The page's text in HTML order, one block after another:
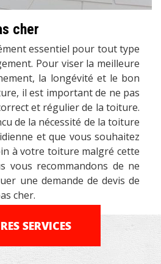
cher
essentiel pour tout type
Pour viser la meilleure
la longévité et le bon
il est important de ne pas
et régulier de la toiture.
de la nécessité de la toiture
et que vous souhaitez
à votre toiture malgré cette
vous recommandons de ne
une demande de devis de
cher.
SERVICES